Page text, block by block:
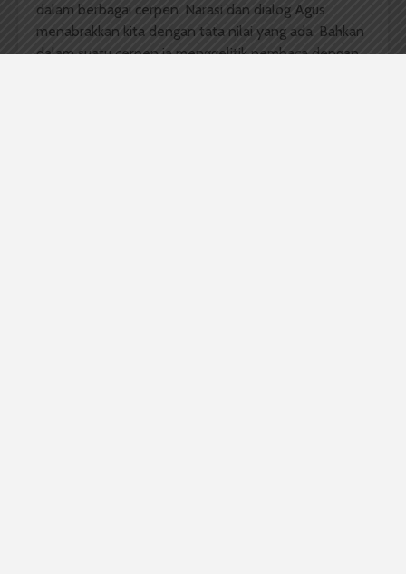
dalam berbagai cerpen. Narasi dan dialog Agus
menabrakkan kita dengan tata nilai yang ada. Bahkan
dalam suatu cerpen ia menggelitik pembaca dengan